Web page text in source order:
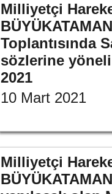
Milliyetçi
Toplantısında
sözlerine
2021
10 Mart 2021
Milliyetçi